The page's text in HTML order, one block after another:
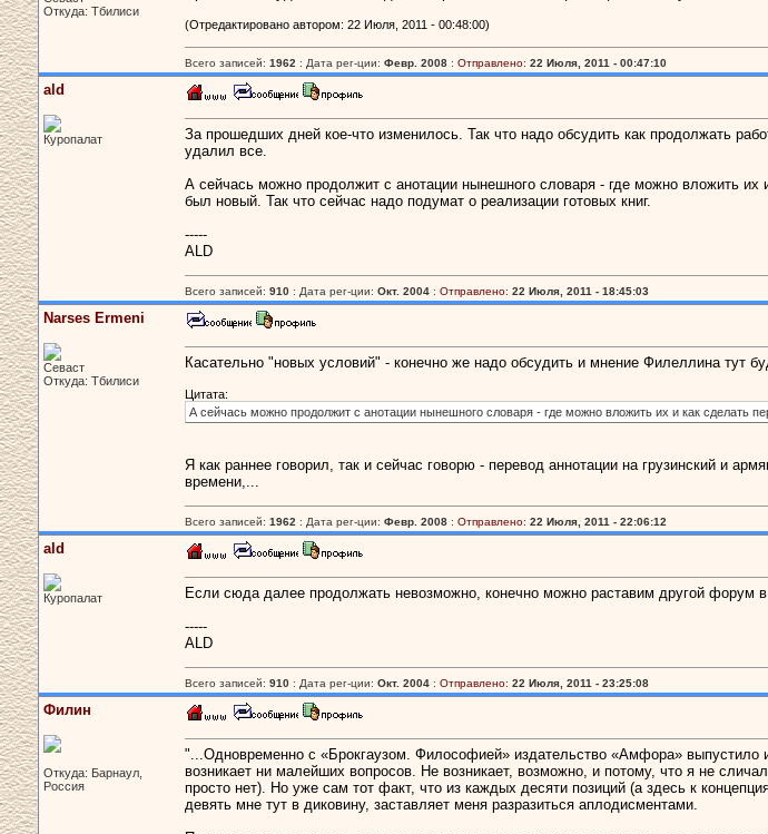
Откуда: Тбилиси
(Отредактировано автором: 22 Июля, 2011 - 00:48:00)
Всего записей: 1962 : Дата рег-ции: Февр. 2008 : Отправлено: 22 Июля, 2011 - 00:47:10
ald
Куропалат
За прошедших дней кое-что изменилось. Так что надо обсудить как продолжать
удалил все.
А сейчась можно продолжит с анотации нынешного словаря - где можно вложить
был новый. Так что сейчас надо подумат о реализации готовых книг.
-----
ALD
Всего записей: 910 : Дата рег-ции: Окт. 2004 : Отправлено: 22 Июля, 2011 - 18:45:03
Narses Ermeni
Севаст
Откуда: Тбилиси
Касательно "новых условий" - конечно же надо обсудить и мнение Филеллина тут
Цитата:
А сейчась можно продолжит с анотации нынешного словаря - где можно вложить их и как сделать
Я как раннее говорил, так и сейчас говорю - перевод аннотации на грузинский и
времени,...
Всего записей: 1962 : Дата рег-ции: Февр. 2008 : Отправлено: 22 Июля, 2011 - 22:06:12
ald
Куропалат
Если сюда далее продолжать невозможно, конечно можно раставим другой форум в
-----
ALD
Всего записей: 910 : Дата рег-ции: Окт. 2004 : Отправлено: 22 Июля, 2011 - 23:25:08
Филин
Откуда: Барнаул,
Россия
"...Одновременно с «Брокгаузом. Философией» издательство «Амфора» выпустило
возникает ни малейших вопросов. Не возникает, возможно, и потому, что я не
просто нет). Но уже сам тот факт, что из каждых десяти позиций (а здесь к
девять мне тут в диковину, заставляет меня разразиться аплодисментами.